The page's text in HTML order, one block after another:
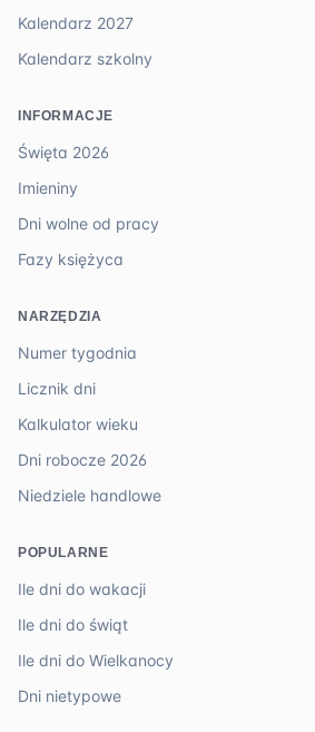
Kalendarz 2027
Kalendarz szkolny
INFORMACJE
Święta 2026
Imieniny
Dni wolne od pracy
Fazy księżyca
NARZĘDZIA
Numer tygodnia
Licznik dni
Kalkulator wieku
Dni robocze 2026
Niedziele handlowe
POPULARNE
Ile dni do wakacji
Ile dni do świąt
Ile dni do Wielkanocy
Dni nietypowe